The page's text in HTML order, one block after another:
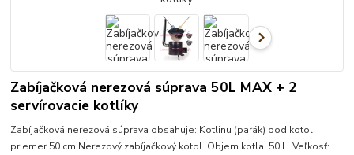
Zabíjačková nerezová súprava 50L MAX + 2
servírovacie kotlíky
Zabíjačková nerezová súprava obsahuje: Kotlinu (parák) pod kotol,
priemer 50 cm Nerezový zabíjačkový kotol. Objem kotla: 50 L. Veľkosť: